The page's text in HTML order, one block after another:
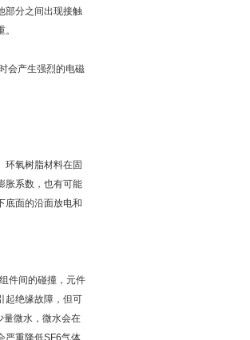
部分之间出现接触
会产生强烈的电磁
环氧树脂材料在固
胀系数，也有可能
底面的沿面放电和
件间的碰撞，元件
起绝缘故障，但可
量微水，微水会在
严重降低SF6气体